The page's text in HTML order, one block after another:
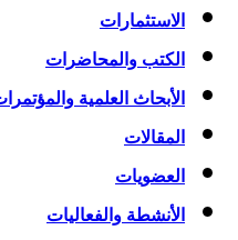
الاستثمارات
الكتب والمحاضرات
الأبحاث العلمية
المقالات
العضويات
الأنشطة والفعاليات